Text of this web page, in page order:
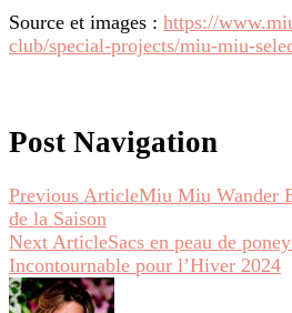
Source et images : https://
club/special-projects/miu-miu-
Post Navigation
Previous ArticleMiu Miu Wander
de la Saison
Next ArticleSacs en peau de
Incontournable pour l’Hiver 2024